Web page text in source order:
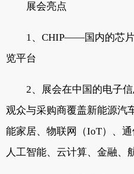
展会亮点
1、CHIP——国内的芯
览平台
2、展会在中国的电子
观众与采购商覆盖新能源汽
能家居、物联网（IoT）、
人工智能、云计算、金融、